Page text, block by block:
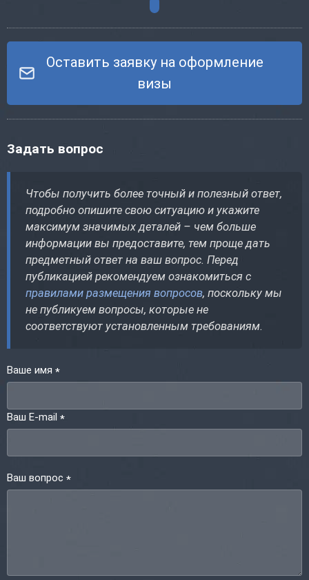
Оставить заявку на оформление
визы
Задать вопрос
Чтобы получить более точный и полезный ответ,
подробно опишите свою ситуацию и укажите
максимум значимых деталей – чем больше
информации вы предоставите, тем проще дать
предметный ответ на ваш вопрос. Перед
публикацией рекомендуем ознакомиться с
правилами размещения вопросов, поскольку мы
не публикуем вопросы, которые не
соответствуют установленным требованиям.
Ваше имя *
Ваш E-mail *
Ваш вопрос *